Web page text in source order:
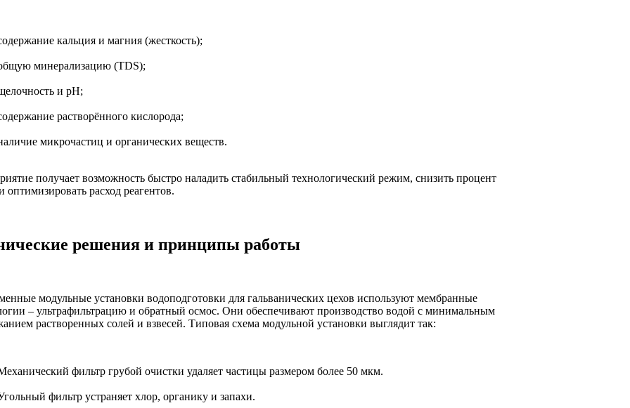
кальция и магния (жесткость);
минерализацию (TDS);
и pH;
растворённого кислорода;
микрочастиц и органических веществ.
получает возможность быстро наладить стабильный технологический режим, снизить процент
оптимизировать расход реагентов.
решения и принципы работы
модульные установки водоподготовки для гальванических цехов используют мембранные
– ультрафильтрацию и обратный осмос. Они обеспечивают производство водой с минимальным
растворенных солей и взвесей. Типовая схема модульной установки выглядит так:
фильтр грубой очистки удаляет частицы размером более 50 мкм.
фильтр устраняет хлор, органику и запахи.